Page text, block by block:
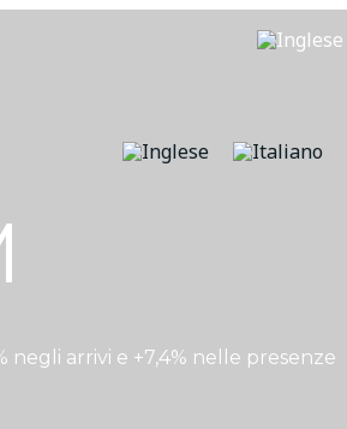
arrivi e +7,4% nelle presenze